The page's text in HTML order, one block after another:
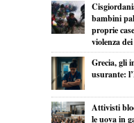
bambini
proprie
violenza
Grecia, gli
usurante:
Attivisti
le uova in